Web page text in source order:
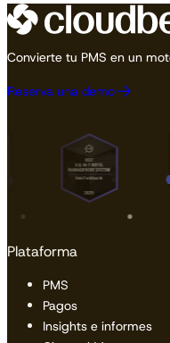
Convierte tu PMS en un
Reserva una demo
Plataforma
PMS
Pagos
Insights e informes